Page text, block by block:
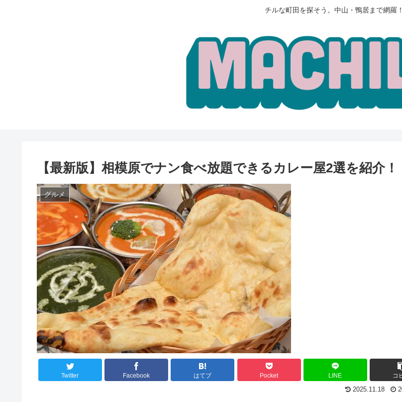
チルな町田を探そう。中山・鴨居まで網羅！
【最新版】相模原でナン食べ放題できるカレー屋2選を紹介！
グルメ
Twitter Facebook はてブ Pocket LINE コ
2025.11.18